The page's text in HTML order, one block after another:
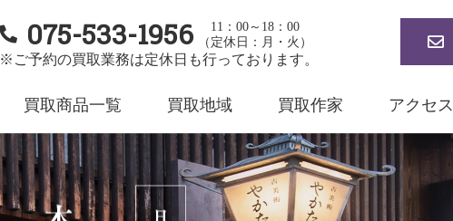
075-533-1956
11：00～18：00
（定休日：月・火）
※ご予約の買取業務は定休日も行っております。
買取商品一覧 買取地域 買取作家 アクセス